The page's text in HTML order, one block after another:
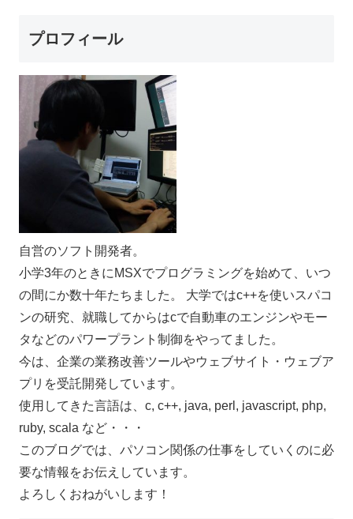
プロフィール
自営のソフト開発者。
小学3年のときにMSXでプログラミングを始めて、いつ
の間にか数十年たちました。 大学ではc++を使いスパコ
ンの研究、就職してからはcで自動車のエンジンやモー
タなどのパワープラント制御をやってました。
今は、企業の業務改善ツールやウェブサイト・ウェブア
プリを受託開発しています。
使用してきた言語は、c, c++, java, perl, javascript, php,
ruby, scala など・・・
このブログでは、パソコン関係の仕事をしていくのに必
要な情報をお伝えしています。
よろしくおねがいします！